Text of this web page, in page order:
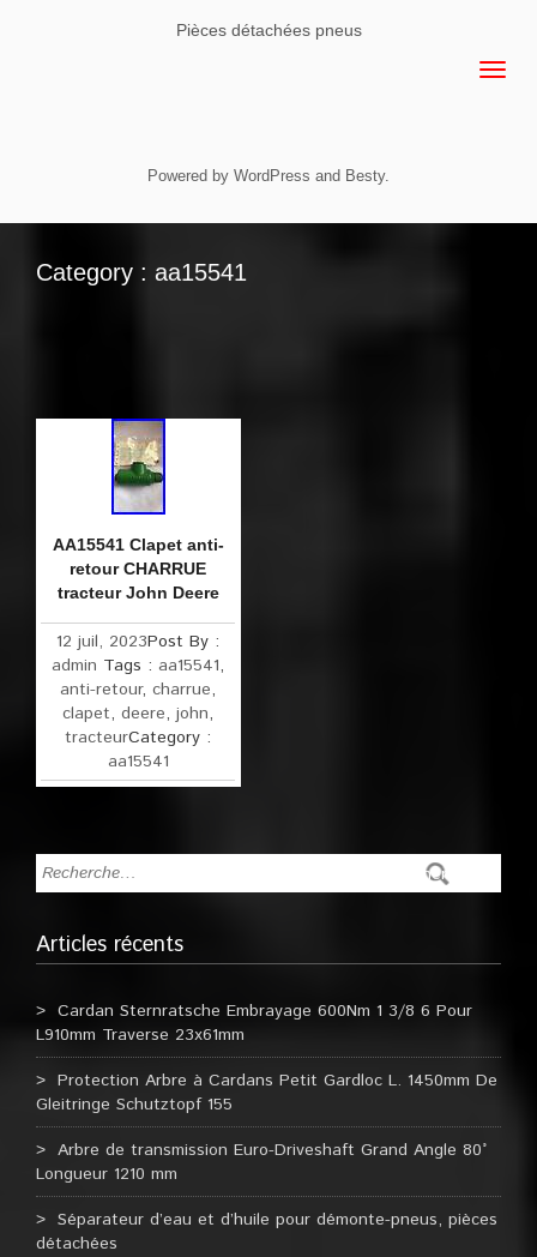
Pièces détachées pneus
Powered by WordPress and Besty.
Category : aa15541
AA15541 Clapet anti-
retour CHARRUE
tracteur John Deere
12 juil, 2023Post By :
admin Tags : aa15541,
anti-retour,charrue,
clapet,deere,john,
tracteurCategory :
aa15541
Articles récents
Cardan Sternratsche Embrayage 600Nm 1 3/8 6 Pour
L910mm Traverse 23x61mm
Protection Arbre à Cardans Petit Gardloc L. 1450mm De
Gleitringe Schutztopf 155
Arbre de transmission Euro-Driveshaft Grand Angle 80°
Longueur 1210 mm
Séparateur d’eau et d’huile pour démonte-pneus, pièces
détachées